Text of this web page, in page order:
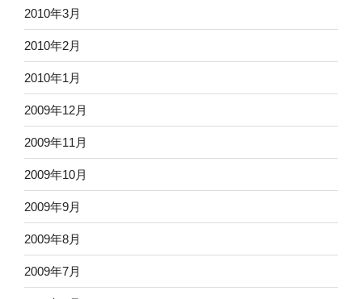
2010年3月
2010年2月
2010年1月
2009年12月
2009年11月
2009年10月
2009年9月
2009年8月
2009年7月